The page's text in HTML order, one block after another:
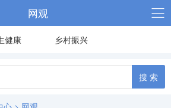
网观
健康 乡村振兴
搜 索